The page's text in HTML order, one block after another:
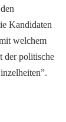
Kandidaten
welchem
der politische